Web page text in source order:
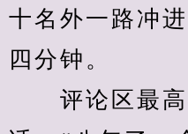
十名外一路冲
四分钟。
评论区最高